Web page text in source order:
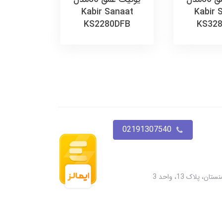
Kabir
Kabir Sanaat
KS2280DFB
02191307540
13، واحد 3